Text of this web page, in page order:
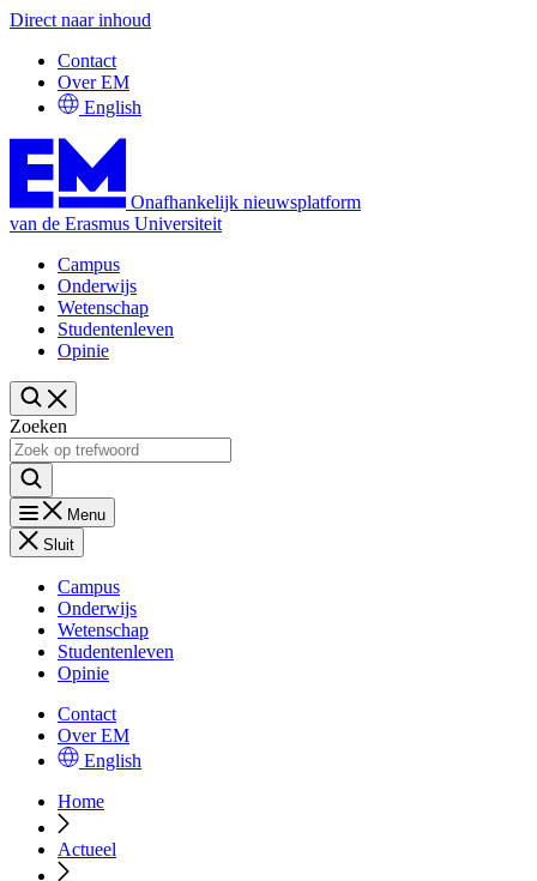
Direct naar inhoud
Contact
Over EM
English
Onafhankelijk nieuwsplatform
van de Erasmus Universiteit
Campus
Onderwijs
Wetenschap
Studentenleven
Opinie
Zoeken
Menu
Sluit
Campus
Onderwijs
Wetenschap
Studentenleven
Opinie
Contact
Over EM
English
Home
Actueel